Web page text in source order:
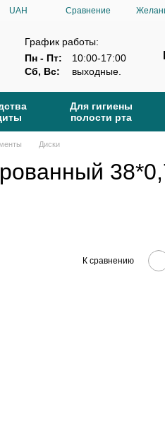
UAH Сравнение
График работы:
Пн - Пт:
10:00-17:00
Сб, Вс:
выходные.
Для гигиены
полости рта
Диски
К сравнению